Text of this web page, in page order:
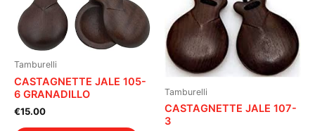
Tamburelli
CASTAGNETTE JALE 105-
6 GRANADILLO
€15.00
Tamburelli
CASTAGNETTE JALE 107-
3